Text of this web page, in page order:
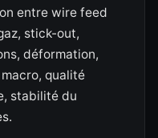
entre wire feed
stick-out,
déformation,
qualité
stabilité du